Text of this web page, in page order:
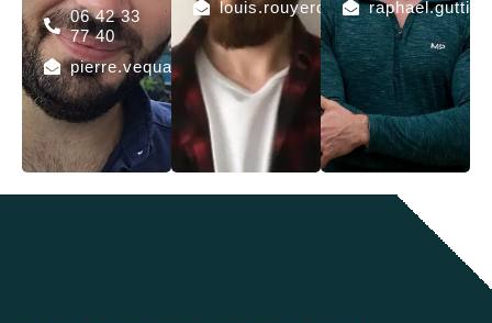
06 42 33
77 40
pierre.vequaud@practigreen.fr